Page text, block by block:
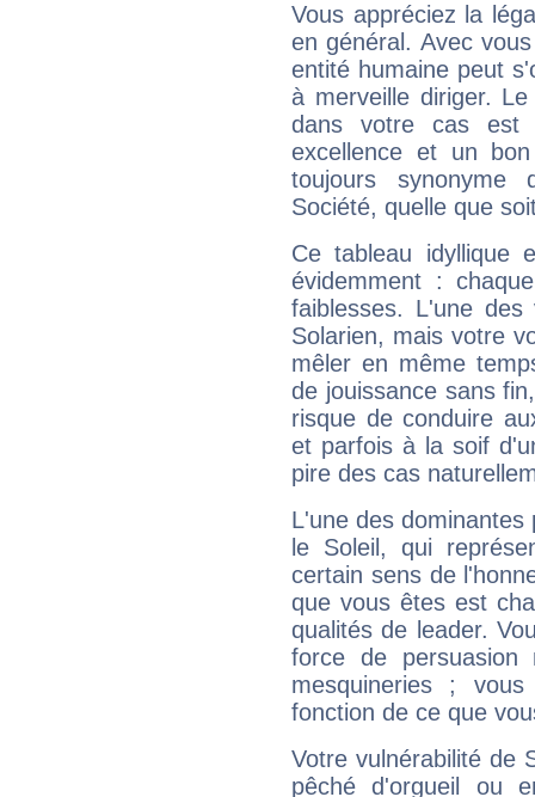
Vous appréciez la
en général. Avec
entité humaine peut
à merveille diriger.
dans votre cas est
excellence et un
toujours synonyme
Société, quelle que
Ce tableau idyllique
évidemment :
faiblesses. L'une
Solarien, mais votre
mêler en même
de jouissance sans
risque de conduire
et parfois à la soif
pire des cas
L'une des
le Soleil, qui
certain sens de
que vous êtes est
qualités de leader.
force de
mesquineries ;
fonction de ce que
Votre vulnérabilité de
pêché d'orgueil ou